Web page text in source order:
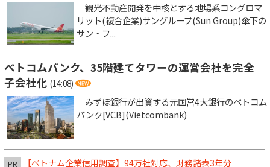
観光不動産開発を中核とする地場系コングロマ
リット(複合企業)サングループ(Sun Group)傘下の
サン・フ...
ベトコムバンク、35階建てタワーの運営会社を完全
子会社化 (14:08)
みずほ銀行が出資する元国営4大銀行のベトコム
バンク[VCB](Vietcombank)
PR 【ベトナム企業信用調査】94万社対応、財務諸表3年分